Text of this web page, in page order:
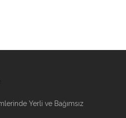
Yerli ve Bağımsız